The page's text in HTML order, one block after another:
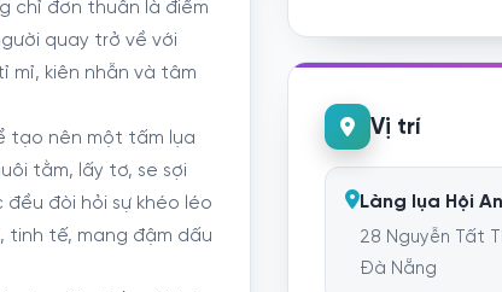
chỉ đơn thuần là điểm
quay trở về với
mỉ, kiên nhẫn và tâm
tạo nên một tấm lụa
tằm, lấy tơ, se sợi
đòi hỏi sự khéo léo
tinh tế, mang đậm dấu
Vị trí
Làng lụa Hội An
28 Nguyễn Tất
Đà Nẵng